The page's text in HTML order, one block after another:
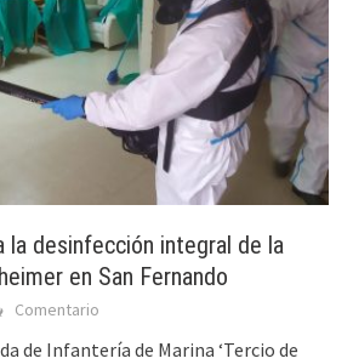
la desinfección integral de la
en San Fernando
Comentario
de Infantería de Marina ‘Tercio de